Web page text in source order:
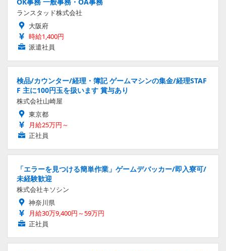
ランスタッド株式会社
大阪府
時給1,400円
派遣社員
検品/カウンター/経理・簿記 ゲームマシンの集金/経理STAF
F 主に100円玉を扱います 賞与あり
株式会社山崎屋
東京都
月給25万円～
正社員
「エラーを見つける簡単作業」ゲームデバッカー/即入寮可/
未経験歓迎
株式会社キソシン
神奈川県
月給30万9,400円～59万円
正社員